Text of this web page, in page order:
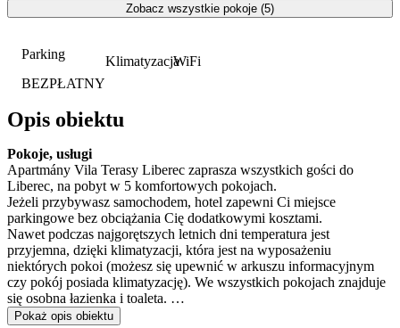
Parking
BEZPŁATNY
KlimatyzacjaWiFi
Opis obiektu
Pokoje, usługi
Apartmány Vila Terasy Liberec zaprasza wszystkich gości do
Liberec, na pobyt w 5 komfortowych pokojach.
Jeżeli przybywasz samochodem, hotel zapewni Ci miejsce
parkingowe bez obciążania Cię dodatkowymi kosztami.
Nawet podczas najgorętszych letnich dni temperatura jest
przyjemna, dzięki klimatyzacji, która jest na wyposażeniu
niektórych pokoi (możesz się upewnić w arkuszu informacyjnym
czy pokój posiada klimatyzację). We wszystkich pokojach znajduje
się osobna łazienka i toaleta.
Dokładny i szczegółowy wykaz wyposażenia i usług
Pokaż opis obiektu
Zobacz wszystkie pokoje (5)